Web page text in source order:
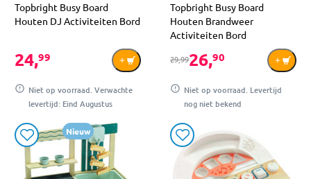
Topbright Busy Board
Houten DJ Activiteiten Bord
24,99
Niet op voorraad. Verwachte
levertijd: Eind Augustus
Topbright Busy Board
Houten Brandweer
Activiteiten Bord
29,9926,90
Niet op voorraad. Levertijd
nog niet bekend
Nieuw